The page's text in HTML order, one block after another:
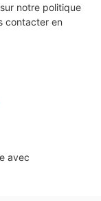
notre politique
contacter en
avec